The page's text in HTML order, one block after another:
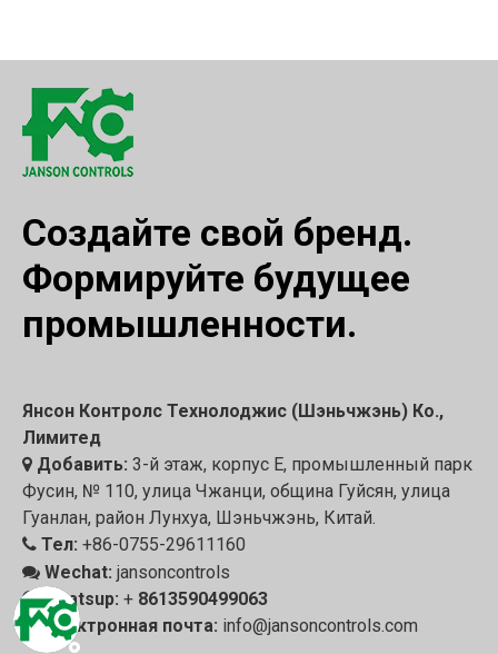
Создайте свой бренд.
Формируйте будущее
промышленности.
Янсон Контролс Технолоджис (Шэньчжэнь) Ко.,
Лимитед
 Добавить: 3-й этаж, корпус E, промышленный парк
Фусин, № 110, улица Чжанци, община Гуйсян, улица
Гуанлан, район Лунхуа, Шэньчжэнь, Китай.
 Тел: +86-0755-29611160
 Wechat: jansoncontrols
Whatsup: + 8613590499063
Электронная почта: info@jansoncontrols.com